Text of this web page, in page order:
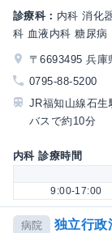
診療科： 内科 消化
科 血液内科 糖尿病
〒6693495 兵庫
0795-88-5200
JR福知山線石生
バスで約10分
内科 診療時間
9:00-17:00
病院 独立行政